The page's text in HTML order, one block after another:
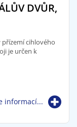
DVŮR,
přízemí cihlového
je určen k
informací...